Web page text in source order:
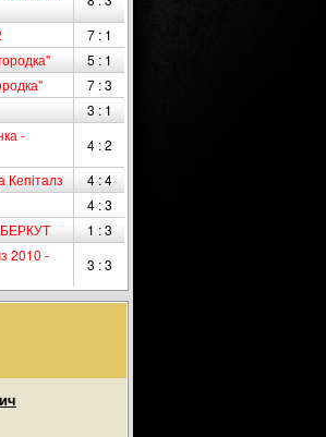
7 : 1
5 : 1
7 : 3
3 : 1
-
4 : 2
4 : 4
4 : 3
БЕРКУТ
1 : 3
2010 -
3 : 3